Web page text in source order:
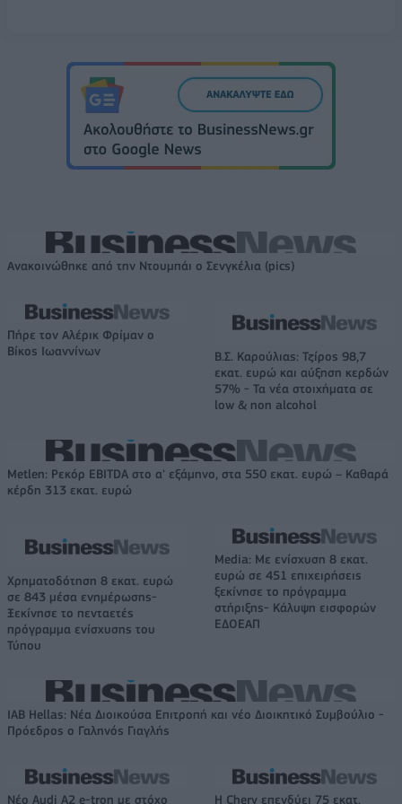
Ανακοινώθηκε από την Ντουμπάι ο Σενγκέλια (pics)
Πήρε τον Αλέρικ Φρίμαν ο
Βίκος Ιωαννίνων
Β.Σ. Καρούλιας: Τζίρος 98,7
εκατ. ευρώ και αύξηση κερδών
57% - Τα νέα στοιχήματα σε
low & non alcohol
Metlen: Ρεκόρ EBITDA στο α' εξάμηνο, στα 550 εκατ. ευρώ – Καθαρά
κέρδη 313 εκατ. ευρώ
Χρηματοδότηση 8 εκατ. ευρώ
σε 843 μέσα ενημέρωσης-
Ξεκίνησε το πενταετές
πρόγραμμα ενίσχυσης του
Τύπου
Media: Με ενίσχυση 8 εκατ.
ευρώ σε 451 επιχειρήσεις
ξεκίνησε το πρόγραμμα
στήριξης- Κάλυψη εισφορών
ΕΔΟΕΑΠ
IAB Hellas: Νέα Διοικούσα Επιτροπή και νέο Διοικητικό Συμβούλιο -
Πρόεδρος ο Γαληνός Γιαγλής
Νέο Audi A2 e-tron με στόχο
Η Chery επενδύει 75 εκατ.